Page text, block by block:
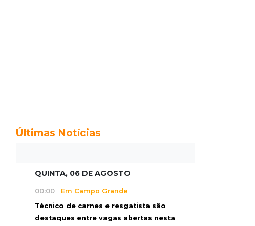
Últimas Notícias
QUINTA, 06 DE AGOSTO
00:00 Em Campo Grande
Técnico de carnes e resgatista são
destaques entre vagas abertas nesta